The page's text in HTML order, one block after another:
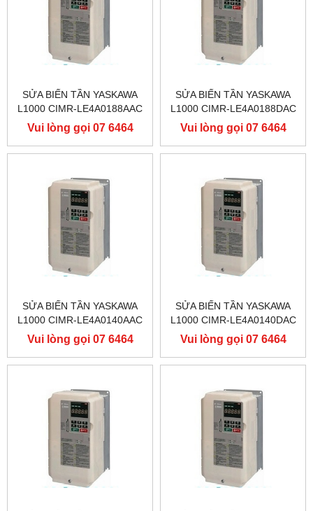
SỬA BIẾN TẦN YASKAWA
L1000 CIMR-LE4A0188AAC
400V 90KW, BIẾN TẦN
YASKAWA L1000
Vui lòng gọi 07 6464
9556
SỬA BIẾN TẦN YASKAWA
L1000 CIMR-LE4A0188DAC
400V 90KW, BIẾN TẦN
YASKAWA L1000
Vui lòng gọi 07 6464
9556
SỬA BIẾN TẦN YASKAWA
L1000 CIMR-LE4A0140AAC
400V 75KW, BIẾN TẦN
YASKAWA L1000
Vui lòng gọi 07 6464
9556
SỬA BIẾN TẦN YASKAWA
L1000 CIMR-LE4A0140DAC
400V 75KW, BIẾN TẦN
YASKAWA L1000
Vui lòng gọi 07 6464
9556